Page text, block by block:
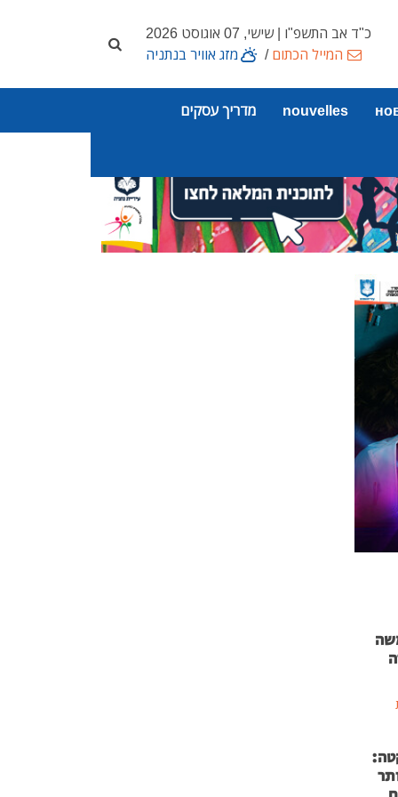
כ"ד אב התשפ"ו | שישי, 07 אוגוסט 2026
המייל הכתום/ מזג אוויר בנתניה
nouvelles מדריך עסקים
נמשה
אותר